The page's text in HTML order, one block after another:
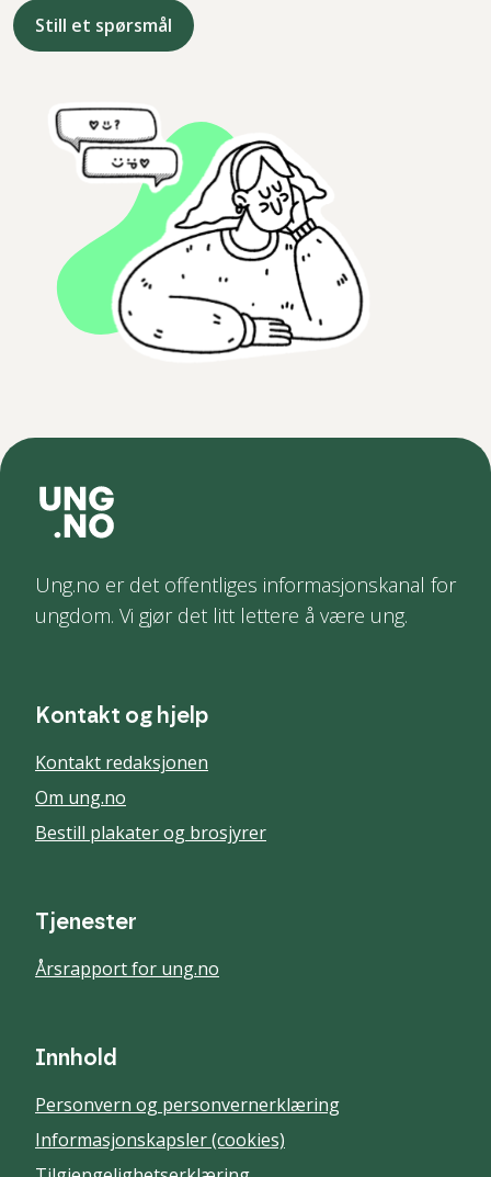
Still et spørsmål
Ung.no er det offentliges informasjonskanal for
ungdom. Vi gjør det litt lettere å være ung.
Kontakt og hjelp
Kontakt redaksjonen
Om ung.no
Bestill plakater og brosjyrer
Tjenester
Årsrapport for ung.no
Innhold
Personvern og personvernerklæring
Informasjonskapsler (cookies)